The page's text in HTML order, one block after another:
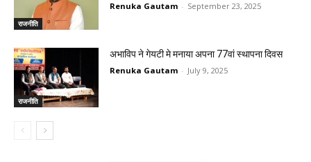
राजनीति
Renuka Gautam - September 23, 2025
राजनीति
अभाविप ने गेयटी मे मनाया अपना 77वां स्थापना दिवस
Renuka Gautam - July 9, 2025